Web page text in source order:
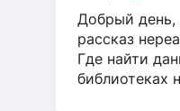
Добрый день,
рассказ
Где найти
библиотеках